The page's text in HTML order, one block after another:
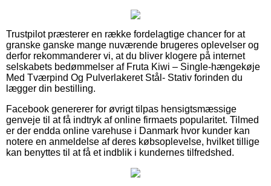
Trustpilot præsterer en række fordelagtige chancer for at
granske ganske mange nuværende brugeres oplevelser og
derfor rekommanderer vi, at du bliver klogere på internet
selskabets bedømmelser af Fruta Kiwi – Single-hængekøje
Med Tværpind Og Pulverlakeret Stål- Stativ forinden du
lægger din bestilling.
Facebook genererer for øvrigt tilpas hensigtsmæssige
genveje til at få indtryk af online firmaets popularitet. Tilmed
er der endda online varehuse i Danmark hvor kunder kan
notere en anmeldelse af deres købsoplevelse, hvilket tillige
kan benyttes til at få et indblik i kundernes tilfredshed.